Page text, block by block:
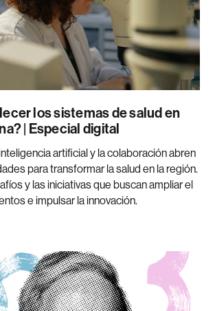
los sistemas de salud en
| Especial digital
artificial y la colaboración abren
para transformar la salud en la región.
y las iniciativas que buscan ampliar el
e impulsar la innovación.